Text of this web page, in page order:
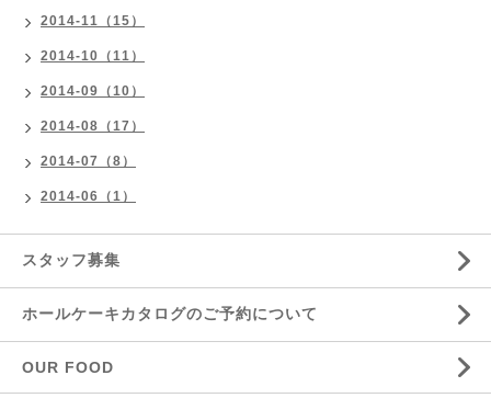
2014-11（15）
2014-10（11）
2014-09（10）
2014-08（17）
2014-07（8）
2014-06（1）
スタッフ募集
ホールケーキカタログのご予約について
OUR FOOD